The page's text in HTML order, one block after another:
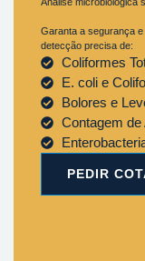
Garanta a segurança
detecção precisa de:
Coliformes
E. coli e
Bolores e
Contagem de
PEDIR